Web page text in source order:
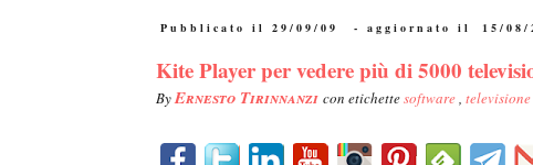
Pubblicato il 29/09/09 - aggiornato il 15/08/
Kite Player per vedere più di 5000
ByErnesto Tirinnanzi con etichettesoftware, televisione